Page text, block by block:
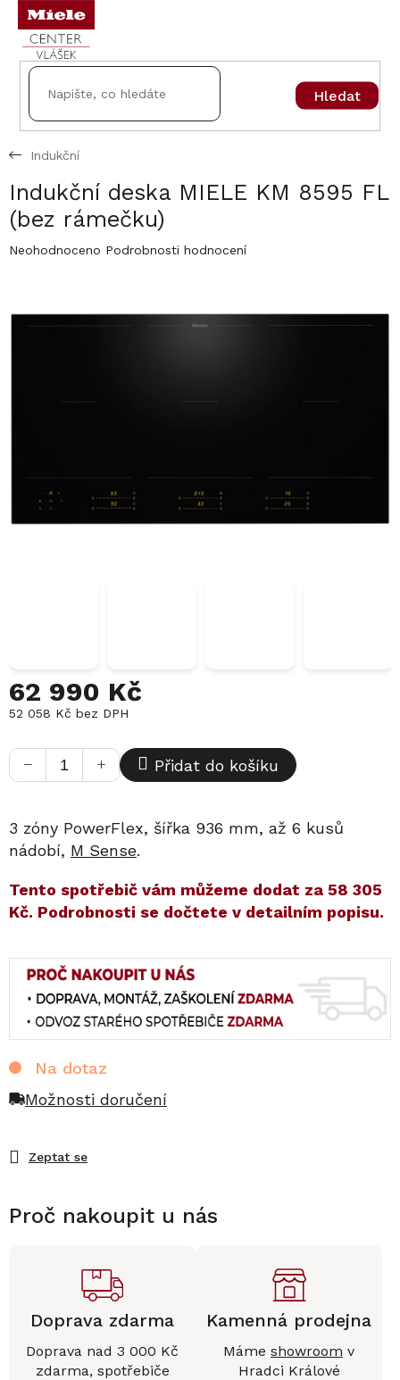
Přejít
obsah
Hledat
Indukční
Indukční deska MIELE KM 8595 FL
(bez rámečku)
Průměrné
0,0
Neohodnoceno Podrobnosti hodnocení
62 990 Kč
52 058 Kč bez DPH
cena:
+
− Přidat do košíku
3 zóny PowerFlex, šířka 936 mm, až 6 kusů
nádobí, M Sense.
​​Tento spotřebič vám můžeme dodat za 58 305
Kč. Podrobnosti se dočtete v detailním popisu.
Zeptat se
Na dotaz
Možnosti doručení
Proč nakoupit u nás
Doprava zdarma
Doprava nad 3 000 Kč
zdarma, spotřebiče
Kamenná prodejna
Máme showroom v
Hradci Králové